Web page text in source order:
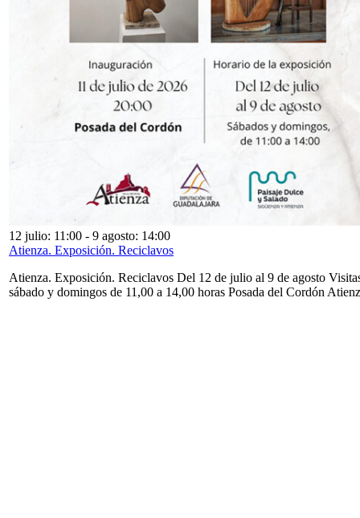
12 julio: 11:00 - 9 agosto: 14:00
Atienza. Exposición. Reciclavos
Atienza. Exposición. Reciclavos Del 12 de julio al 9 de agosto
sábado y domingos de 11,00 a 14,00 horas Posada del Cordón